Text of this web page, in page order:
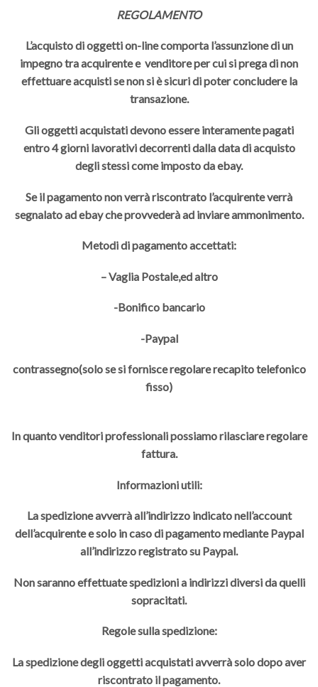
REGOLAMENTO
L’acquisto di oggetti on-line comporta l’assunzione di un
impegno tra acquirente e venditore per cui si prega di non
effettuare acquisti se non si è sicuri di poter concludere la
transazione.
Gli oggetti acquistati devono essere interamente pagati
entro 4 giorni lavorativi decorrenti dalla data di acquisto
degli stessi come imposto da ebay.
Se il pagamento non verrà riscontrato l’acquirente verrà
segnalato ad ebay che provvederà ad inviare ammonimento.
Metodi di pagamento accettati:
– Vaglia Postale,ed altro
-Bonifico bancario
-Paypal
contrassegno(solo se si fornisce regolare recapito telefonico
fisso)
In quanto venditori professionali possiamo rilasciare regolare
fattura.
Informazioni utili:
La spedizione avverrà all’indirizzo indicato nell’account
dell’acquirente e solo in caso di pagamento mediante Paypal
all’indirizzo registrato su Paypal.
Non saranno effettuate spedizioni a indirizzi diversi da quelli
sopracitati.
Regole sulla spedizione:
La spedizione degli oggetti acquistati avverrà solo dopo aver
riscontrato il pagamento.